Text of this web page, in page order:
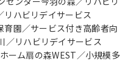
ハビリデイサービス
園／サービス付き高齢者向
リハビリデイサービス
ーム扇の森WEST／小規模多